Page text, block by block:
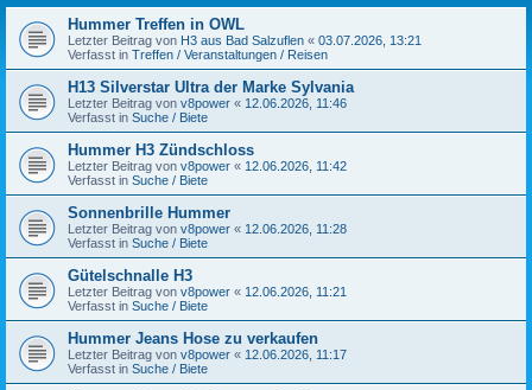
Hummer Treffen in OWL
Letzter Beitrag von H3 aus Bad Salzuflen « 03.07.2026, 13:21
Verfasst in Treffen / Veranstaltungen / Reisen
H13 Silverstar Ultra der Marke Sylvania
Letzter Beitrag von v8power « 12.06.2026, 11:46
Verfasst in Suche / Biete
Hummer H3 Zündschloss
Letzter Beitrag von v8power « 12.06.2026, 11:42
Verfasst in Suche / Biete
Sonnenbrille Hummer
Letzter Beitrag von v8power « 12.06.2026, 11:28
Verfasst in Suche / Biete
Gütelschnalle H3
Letzter Beitrag von v8power « 12.06.2026, 11:21
Verfasst in Suche / Biete
Hummer Jeans Hose zu verkaufen
Letzter Beitrag von v8power « 12.06.2026, 11:17
Verfasst in Suche / Biete